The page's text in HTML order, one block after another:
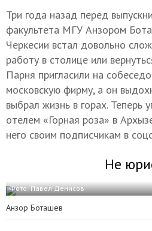
Три года назад перед
факультета МГУ Анзором
Черкесии встал довольно
работу в столице или
Парня пригласили на
московскую фирму, а он
выбрал жизнь в горах. Теперь
отелем «Горная роза» в
него своим подписчикам в
Не
Фото: Павел Денисов
Анзор Боташев